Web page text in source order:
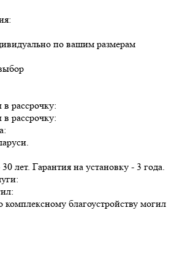
по вашим размерам
рассрочку:
рассрочку:
лет. Гарантия на установку - 3 года.
благоустройству могил